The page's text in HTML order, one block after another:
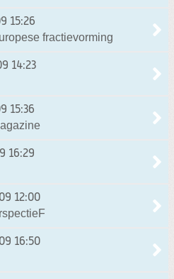
15:26
fractievorming
14:23
15:36
16:29
12:00
16:50